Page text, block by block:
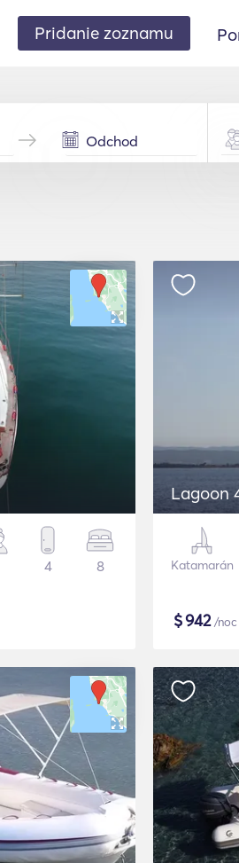
Pridanie zoznamu
4 8
Lagoon
Katamarán
$942/noc